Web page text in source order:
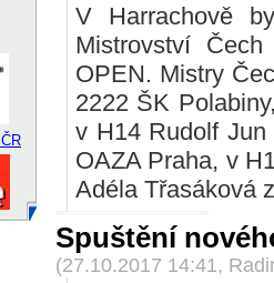
V Harrachově
Mistrovství
OPEN. Mistry
2222 ŠK
v H14 Rudolf
OAZA Praha, v
Adéla Třasáková
Spuštění
(27.10.2017 14:41,